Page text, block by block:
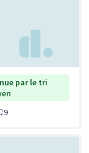
par le tri
9